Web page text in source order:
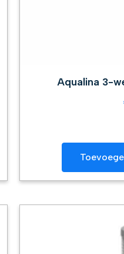
Aqualina 3-